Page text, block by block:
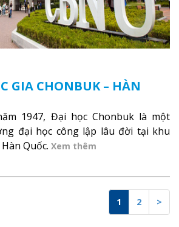
GIA CHONBUK – HÀN
1947, Đại học Chonbuk là một
đại học công lập lâu đời tại khu
Quốc. Xem thêm
1 2 >